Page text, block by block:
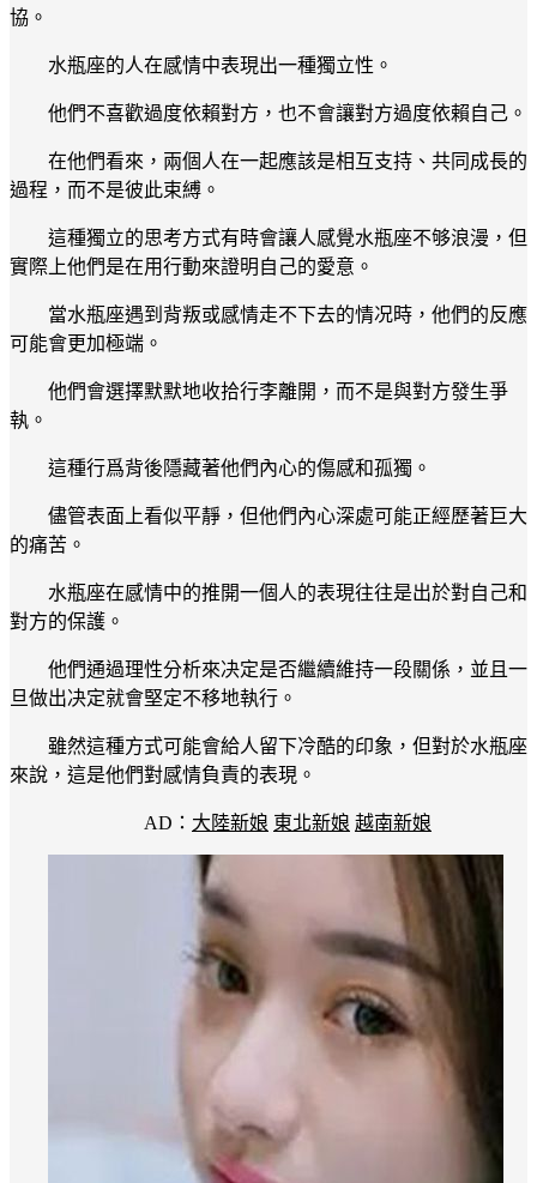
協。
水瓶座的人在感情中表現出一種獨立性。
他們不喜歡過度依賴對方，也不會讓對方過度依賴自己。
在他們看來，兩個人在一起應該是相互支持、共同成長的
過程，而不是彼此束縛。
這種獨立的思考方式有時會讓人感覺水瓶座不够浪漫，但
實際上他們是在用行動來證明自己的愛意。
當水瓶座遇到背叛或感情走不下去的情况時，他們的反應
可能會更加極端。
他們會選擇默默地收拾行李離開，而不是與對方發生爭
執。
這種行爲背後隱藏著他們內心的傷感和孤獨。
儘管表面上看似平靜，但他們內心深處可能正經歷著巨大
的痛苦。
水瓶座在感情中的推開一個人的表現往往是出於對自己和
對方的保護。
他們通過理性分析來决定是否繼續維持一段關係，並且一
旦做出决定就會堅定不移地執行。
雖然這種方式可能會給人留下冷酷的印象，但對於水瓶座
來說，這是他們對感情負責的表現。
AD： 大陸新娘 東北新娘 越南新娘